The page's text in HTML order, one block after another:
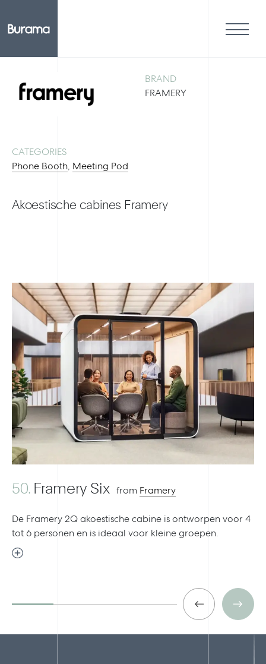
BRAND
FRAMERY
CATEGORIES
Phone Booth, Meeting Pod
Akoestische cabines Framery
50. Framery Six from Framery
De Framery 2Q akoestische cabine is ontworpen voor 4
tot 6 personen en is ideaal voor kleine groepen.